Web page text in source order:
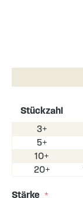
the
the
gallery
Stückzahl
3+
5+
10+
20+
Stärke